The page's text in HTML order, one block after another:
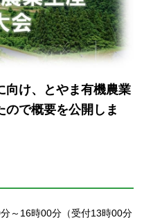
け、
とやま有機農業
ので概要を公開しま
～16時00分（受付13時00分